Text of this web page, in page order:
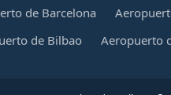
de Barcelona
de Bilbao Aeropuerto